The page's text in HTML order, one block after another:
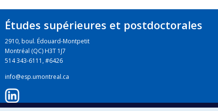
Études supérieures et postdoctorales
2910, boul. Édouard-Montpetit
Montréal (QC) H3T 1J7
514 343-6111, #6426
info@esp.umontreal.ca